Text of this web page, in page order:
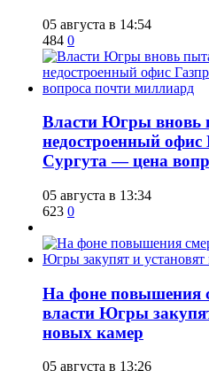
05 августа в 14:54
484 0
Власти Югры вновь
недостроенный офис
Сургута — цена
05 августа в 13:34
623 0
На фоне повышения
власти Югры
новых камер
05 августа в 13:26